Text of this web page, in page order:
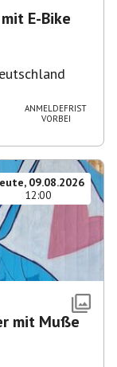
E-Bike
ANMELDEFRIST
VORBEI
09.08.2026
12:00
mit Muße